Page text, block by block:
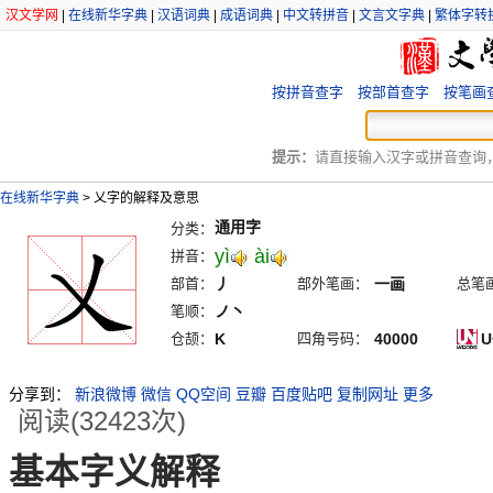
汉文学网 在线新华字典 汉语词典 成语词典 中文转拼音 文言文字典 繁体字转
按拼音查字 按部首查字 按笔画
提示： 请直接输入汉字或拼音查询
在线新华字典 > 乂字的解释及意思
分类： 通用字
拼音： yì ài
部首： 丿 部外笔画： 一画
总笔
笔顺：
ノ丶
仓颉： K 四角号码： 40000
分享到： 新浪微博 微信 QQ空间 豆瓣 百度贴吧 复制网址 更多
阅读(32423次)
基本字义解释